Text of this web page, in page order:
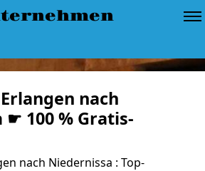
nach
100 % Gratis-
nach Niedernissa : Top-